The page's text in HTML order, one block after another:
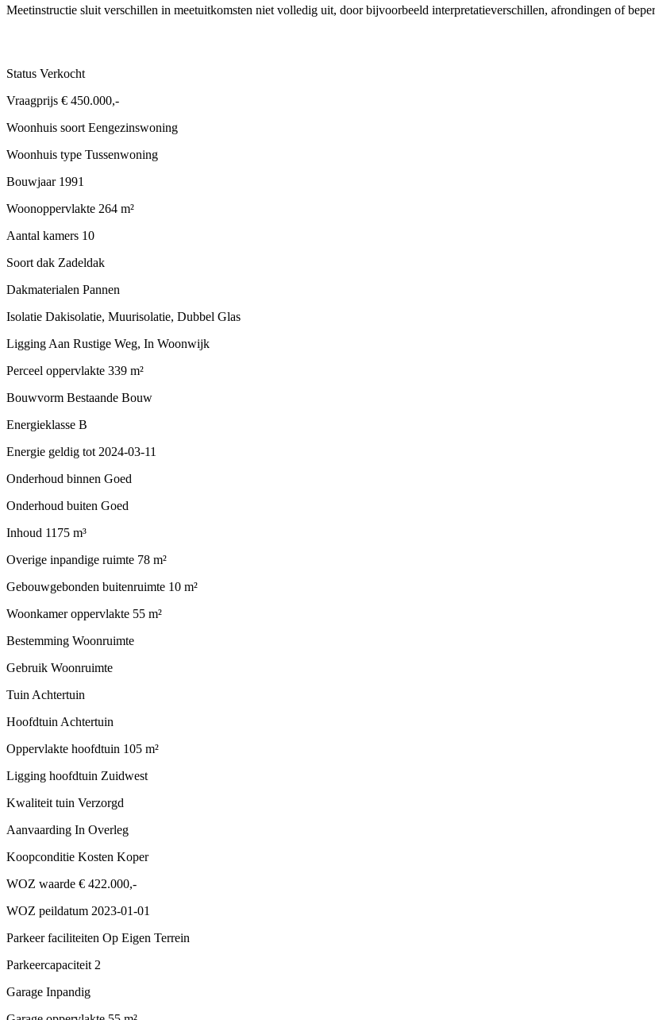
Meetinstructie sluit verschillen in meetuitkomsten niet volledig uit, door bijvoorbeeld interpretatieverschillen, afrondingen of
Status Verkocht
Vraagprijs € 450.000,-
Woonhuis soort Eengezinswoning
Woonhuis type Tussenwoning
Bouwjaar 1991
Woonoppervlakte 264 m²
Aantal kamers 10
Soort dak Zadeldak
Dakmaterialen Pannen
Isolatie Dakisolatie, Muurisolatie, Dubbel Glas
Ligging Aan Rustige Weg, In Woonwijk
Perceel oppervlakte 339 m²
Bouwvorm Bestaande Bouw
Energieklasse B
Energie geldig tot 2024-03-11
Onderhoud binnen Goed
Onderhoud buiten Goed
Inhoud 1175 m³
Overige inpandige ruimte 78 m²
Gebouwgebonden buitenruimte 10 m²
Woonkamer oppervlakte 55 m²
Bestemming Woonruimte
Gebruik Woonruimte
Tuin Achtertuin
Hoofdtuin Achtertuin
Oppervlakte hoofdtuin 105 m²
Ligging hoofdtuin Zuidwest
Kwaliteit tuin Verzorgd
Aanvaarding In Overleg
Koopconditie Kosten Koper
WOZ waarde € 422.000,-
WOZ peildatum 2023-01-01
Parkeer faciliteiten Op Eigen Terrein
Parkeercapaciteit 2
Garage Inpandig